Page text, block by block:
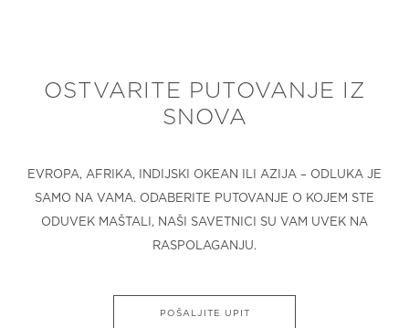
OSTVARITE PUTOVANJE IZ
SNOVA
EVROPA, AFRIKA, INDIJSKI OKEAN ILI AZIJA – ODLUKA JE
SAMO NA VAMA. ODABERITE PUTOVANJE O KOJEM STE
ODUVEK MAŠTALI, NAŠI SAVETNICI SU VAM UVEK NA
RASPOLAGANJU.
POŠALJITE UPIT